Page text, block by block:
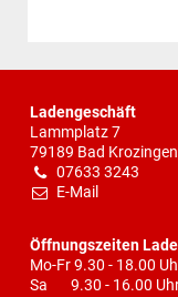
Ladengeschäft
Lammplatz 7
79189 Bad Krozingen
07633 3243
E-Mail
Öffnungszeiten
Mo-Fr 9.30 - 18.00
Sa 9.30 - 16.00